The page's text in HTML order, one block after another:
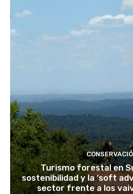
Turismo forestal en
sostenibilidad y la ‘soft
sector frente a los